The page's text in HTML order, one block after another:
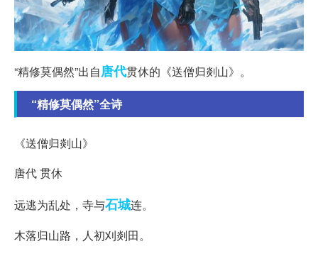
“精修莫偶然”出自唐代贯休的《送僧归剡山》。
“精修莫偶然”全诗
《送僧归剡山》
唐代 贯休
远逃为乱处，寺与石城连。
木落归山路，人初刈剡田。